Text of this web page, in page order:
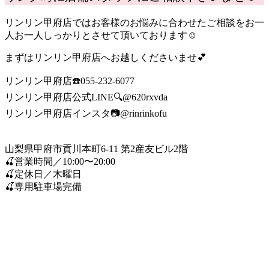
リンリン甲府店ではお客様のお悩みに合わせたご相談をお一
人お一人しっかりとさせて頂いております☺
まずはリンリン甲府店へお越しくださいませ💕
リンリン甲府店☎️055-232-6077
リンリン甲府店公式LINE🔍@620rxvda
リンリン甲府店インスタ📷@rinrinkofu
山梨県甲府市貢川本町6-11 第2産友ビル2階
🍒営業時間／10:00〜20:00
🍒定休日／木曜日
🍒専用駐車場完備